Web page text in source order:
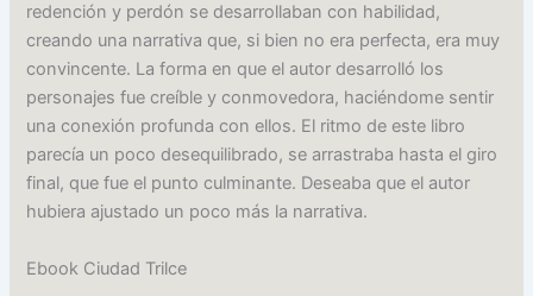
redención y perdón se desarrollaban con habilidad,
creando una narrativa que, si bien no era perfecta, era muy
convincente. La forma en que el autor desarrolló los
personajes fue creíble y conmovedora, haciéndome sentir
una conexión profunda con ellos. El ritmo de este libro
parecía un poco desequilibrado, se arrastraba hasta el giro
final, que fue el punto culminante. Deseaba que el autor
hubiera ajustado un poco más la narrativa.
Ebook Ciudad Trilce